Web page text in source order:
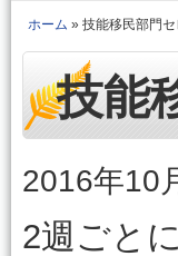
現在地
ホーム » 技能移民部門
技能
2016年10
2週ごと